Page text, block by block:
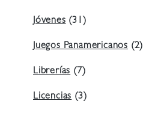
Jóvenes (31)
Juegos Panamericanos (2)
Librerías (7)
Licencias (3)